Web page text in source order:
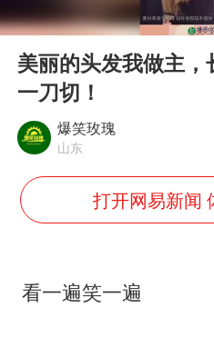
“事业
杭州一
要给
Play
00:00
美丽的头发我做主
一刀切！
爆笑玫瑰
山东
打开网易新闻
看一遍笑一遍